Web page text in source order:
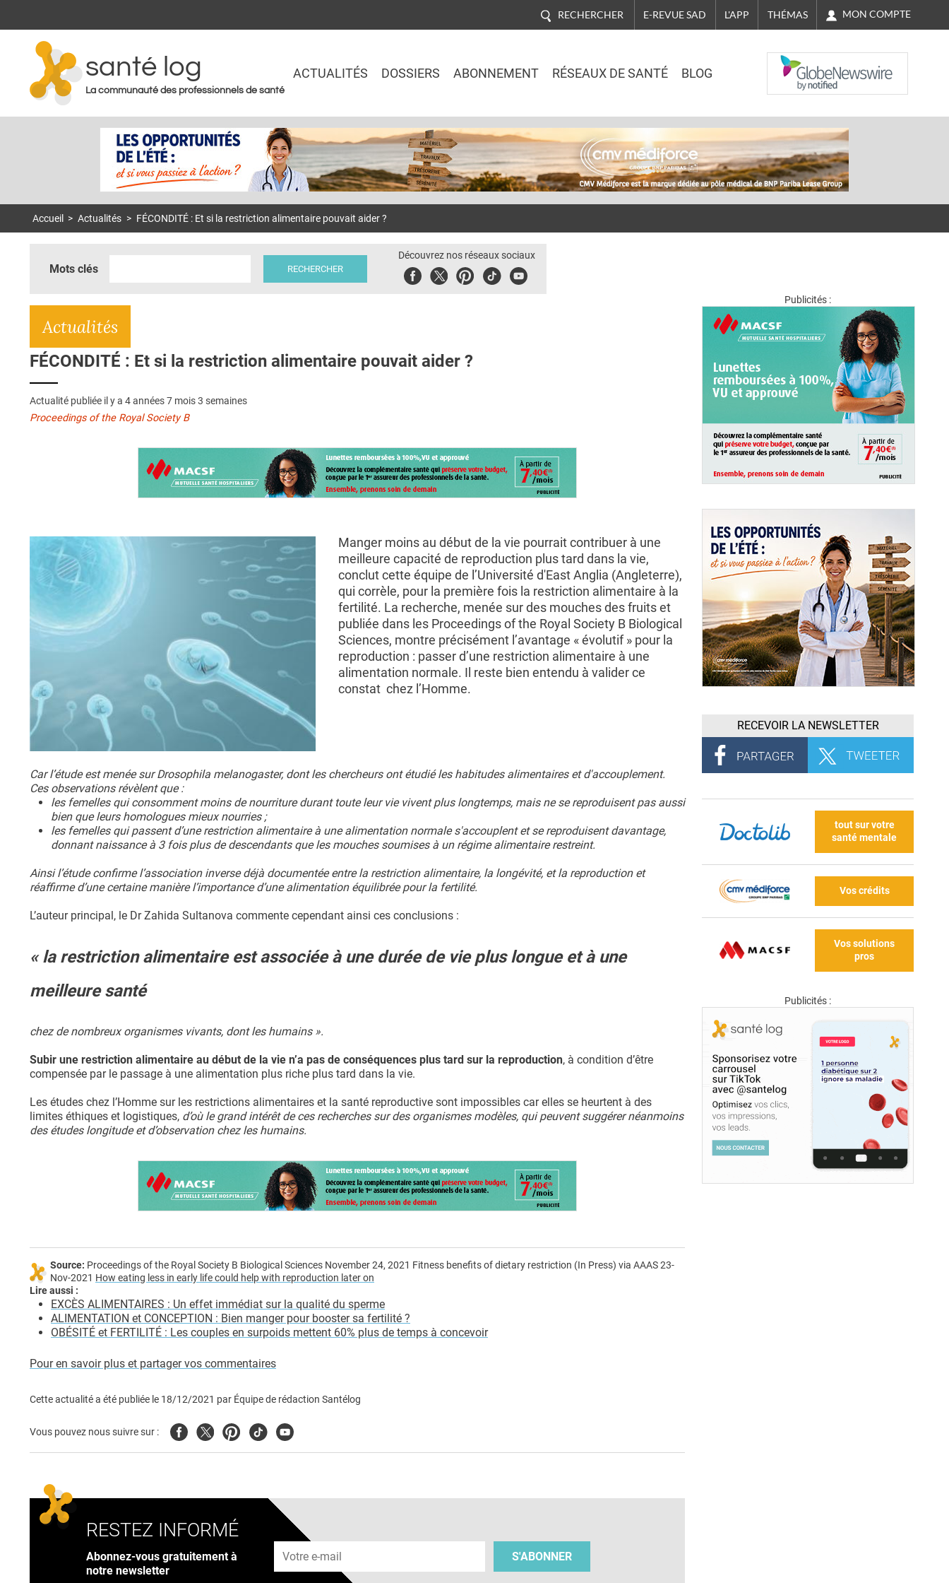
RECHERCHER E-REVUE SAD L'APP THÉMAS MON COMPTE
santé log
La communauté des professionnels de santé
ACTUALITÉS DOSSIERS ABONNEMENT RÉSEAUX DE SANTÉ BLOG
NASDAQ
Accueil > Actualités > FÉCONDITÉ : Et si la restriction alimentaire pouvait aider ?
Mots clés
Découvrez nos réseaux sociaux
FacebookTwitterPinterest
TiktokYoubute
Actualités
FÉCONDITÉ : Et si la restriction alimentaire pouvait aider ?
Actualité publiée il y a 4 années 7 mois 3 semaines
Proceedings of the Royal Society B
Manger moins au début de la vie pourrait contribuer à une
meilleure capacité de reproduction plus tard dans la vie,
conclut cette équipe de l’Université d'East Anglia (Angleterre),
qui corrèle, pour la première fois la restriction alimentaire à la
fertilité. La recherche, menée sur des mouches des fruits et
publiée dans les Proceedings of the Royal Society B Biological
Sciences, montre précisément l’avantage « évolutif » pour la
reproduction : passer d’une restriction alimentaire à une
alimentation normale. Il reste bien entendu à valider ce
constat chez l’Homme.
Car l’étude est menée sur Drosophila melanogaster, dont les chercheurs ont étudié les habitudes alimentaires et d'accouplement.
Ces observations révèlent que :
les femelles qui consomment moins de nourriture durant toute leur vie vivent plus longtemps, mais ne se reproduisent pas aussi
bien que leurs homologues mieux nourries ;
les femelles qui passent d’une restriction alimentaire à une alimentation normale s'accouplent et se reproduisent davantage,
donnant naissance à 3 fois plus de descendants que les mouches soumises à un régime alimentaire restreint.
Ainsi l’étude confirme l’association inverse déjà documentée entre la restriction alimentaire, la longévité, et la reproduction et
réaffirme d’une certaine manière l’importance d’une alimentation équilibrée pour la fertilité.
L’auteur principal, le Dr Zahida Sultanova commente cependant ainsi ces conclusions :
« la restriction alimentaire est associée à une durée de vie plus longue et à une
meilleure santé
chez de nombreux organismes vivants, dont les humains ».
Subir une restriction alimentaire au début de la vie n’a pas de conséquences plus tard sur la reproduction, à condition d’être
compensée par le passage à une alimentation plus riche plus tard dans la vie.
Les études chez l’Homme sur les restrictions alimentaires et la santé reproductive sont impossibles car elles se heurtent à des
limites éthiques et logistiques, d’où le grand intérêt de ces recherches sur des organismes modèles, qui peuvent suggérer néanmoins
des études longitude et d’observation chez les humains.
Source: Proceedings of the Royal Society B Biological Sciences November 24, 2021 Fitness benefits of dietary restriction (In Press) via AAAS 23-
Nov-2021 How eating less in early life could help with reproduction later on
Lire aussi :
EXCÈS ALIMENTAIRES : Un effet immédiat sur la qualité du sperme
ALIMENTATION et CONCEPTION : Bien manger pour booster sa fertilité ?
OBÉSITÉ et FERTILITÉ : Les couples en surpoids mettent 60% plus de temps à concevoir
Pour en savoir plus et partager vos commentaires
Cette actualité a été publiée le 18/12/2021 par Équipe de rédaction Santélog
Vous pouvez nous suivre sur : FacebookTwitterPinterest
TiktokYoutube
RESTEZ INFORMÉ
Abonnez-vous gratuitement à
notre newsletter
Adresse e-mail
S'ABONNER
Publicités :
RECEVOIR LA NEWSLETTER
tout sur votre
santé mentale
Vos crédits
Vos solutions
pros
Publicités :